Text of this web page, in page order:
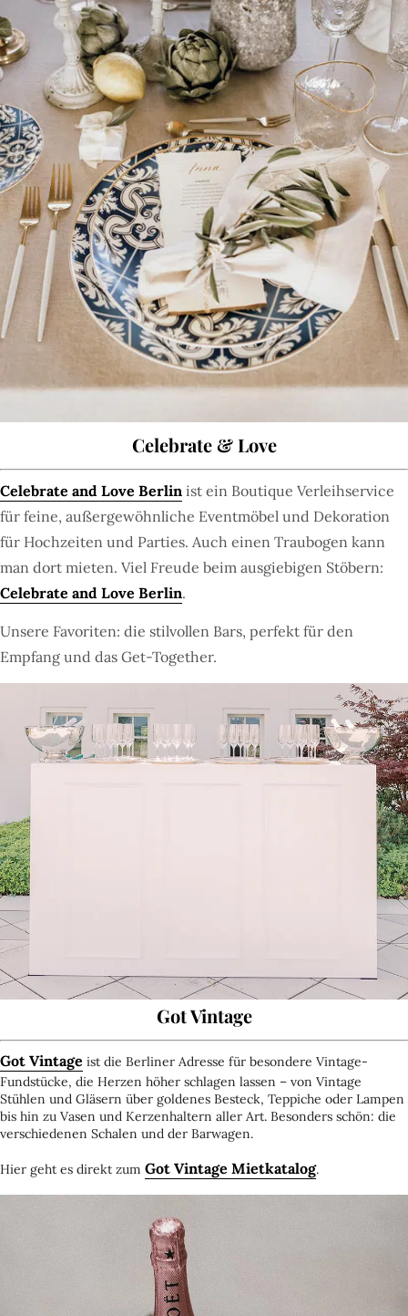
Celebrate & Love
Celebrate and Love Berlin ist ein Boutique Verleihservice
für feine, außergewöhnliche Eventmöbel und Dekoration
für Hochzeiten und Parties. Auch einen Traubogen kann
man dort mieten. Viel Freude beim ausgiebigen Stöbern:
Celebrate and Love Berlin.
Unsere Favoriten: die stilvollen Bars, perfekt für den
Empfang und das Get-Together.
Got Vintage
Got Vintage ist die Berliner Adresse für besondere Vintage-
Fundstücke, die Herzen höher schlagen lassen – von Vintage
Stühlen und Gläsern über goldenes Besteck, Teppiche oder Lampen
bis hin zu Vasen und Kerzenhaltern aller Art. Besonders schön: die
verschiedenen Schalen und der Barwagen.
Hier geht es direkt zum Got Vintage Mietkatalog.